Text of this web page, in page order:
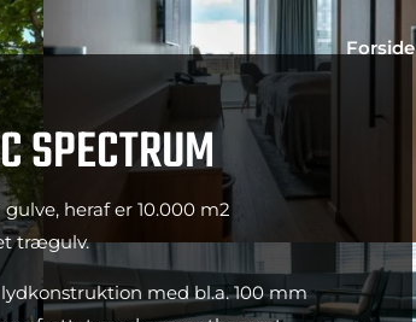
Forside
SPECTRUM
gulve, heraf er 10.000 m2
trægulv.
med bl.a. 100 mm